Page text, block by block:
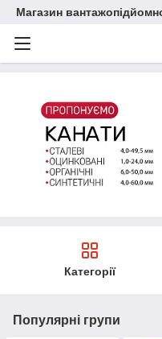
Магазин
Категорії
Популярні групи